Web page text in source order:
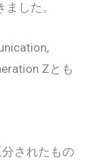
した。
Zとも
されたもの